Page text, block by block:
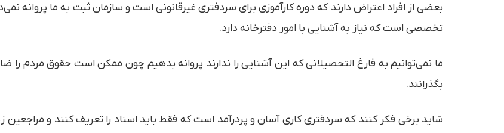
بعضی از افراد اعتراض دارند که دوره کارآموزی برای سردفتری غیرقانونی است و سازمان ثبت به ما
تخصصی است که نیاز به آشنایی با امور دفترخانه دارد.
ما نمی‌توانیم به فارغ التحصیلانی که این آشنایی را ندارند پروانه بدهیم چون ممکن است حقوق مردم را
بگذرانند.